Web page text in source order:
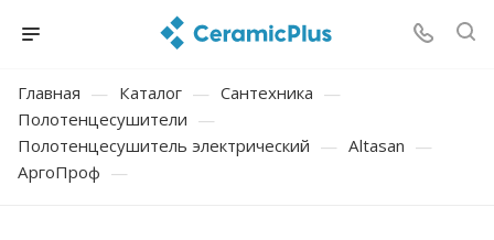
Главная — Каталог — Сантехника —
Полотенцесушители —
Полотенцесушитель электрический — Altasan —
АргоПроф —